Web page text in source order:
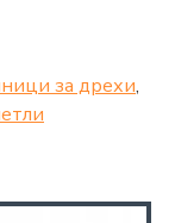
за дрехи,